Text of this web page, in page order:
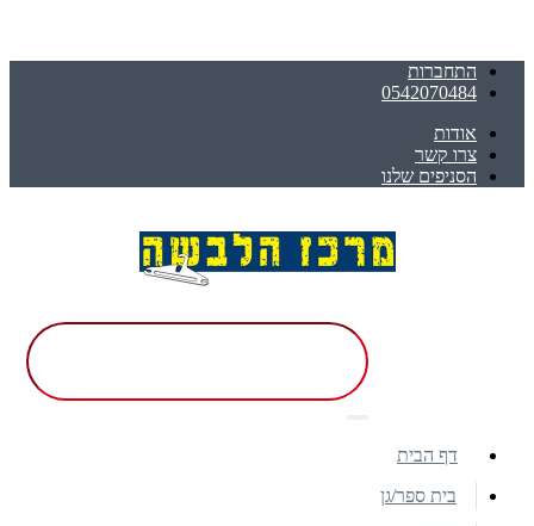
התחברות
0542070484
אודות
צרו קשר
הסניפים שלנו
דף הבית
בית ספר/גן